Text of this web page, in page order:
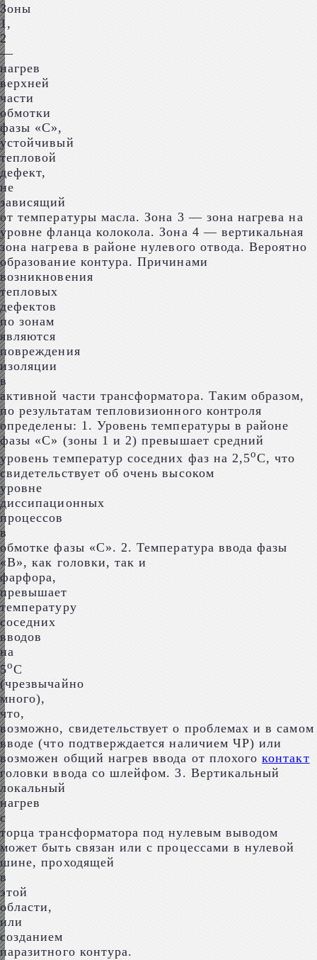
Зоны
1,
2
—
нагрев
верхней
части
обмотки
фазы «С»,
устойчивый
тепловой
дефект,
не
зависящий
от температуры масла. Зона 3 — зона нагрева на
уровне фланца колокола. Зона 4 — вертикальная
зона нагрева в районе нулевого отвода. Вероятно
образование контура. Причинами
возникновения
тепловых
дефектов
по зонам
являются
повреждения
изоляции
в
активной части трансформатора. Таким образом,
по результатам тепловизионного контроля
определены: 1. Уровень температуры в районе
фазы «С» (зоны 1 и 2) превышает средний
уровень температур соседних фаз на 2,5оС, что
свидетельствует об очень высоком
уровне
диссипационных
процессов
в
обмотке фазы «С». 2. Температура ввода фазы
«В», как головки, так и
фарфора,
превышает
температуру
соседних
вводов
на
5оС
(чрезвычайно
много),
что,
возможно, свидетельствует о проблемах и в самом
вводе (что подтверждается наличием ЧР) или
возможен общий нагрев ввода от плохогоконтакт
головки ввода со шлейфом. 3. Вертикальный
локальный
нагрев
с
торца трансформатора под нулевым выводом
может быть связан или с процессами в нулевой
шине, проходящей
в
этой
области,
или
созданием
паразитного контура.